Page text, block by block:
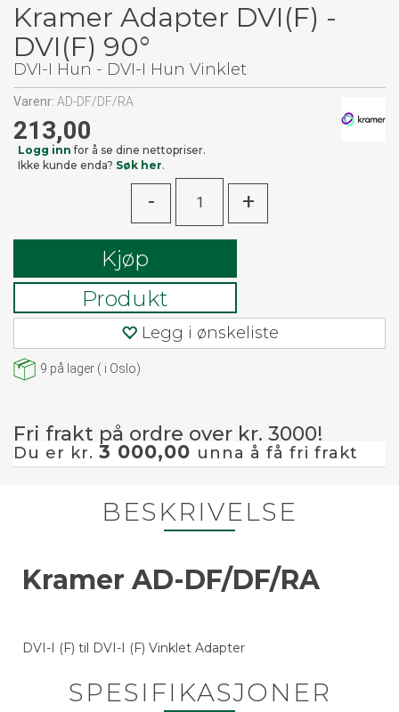
Kramer Adapter DVI(F) -
DVI(F) 90°
DVI-I Hun - DVI-I Hun Vinklet
Varenr: AD-DF/DF/RA
213,00
Logg inn for å se dine nettopriser.
Ikke kunde enda? Søk her.
- +
Kjøp
Produkt
Legg i ønskeliste
9 på lager ( i Oslo)
Fri frakt på ordre over kr. 3000!
Du er kr. 3 000,00 unna å få fri frakt
BESKRIVELSE
Kramer AD-DF/DF/RA
DVI-I (F) til DVI-I (F) Vinklet Adapter
SPESIFIKASJONER